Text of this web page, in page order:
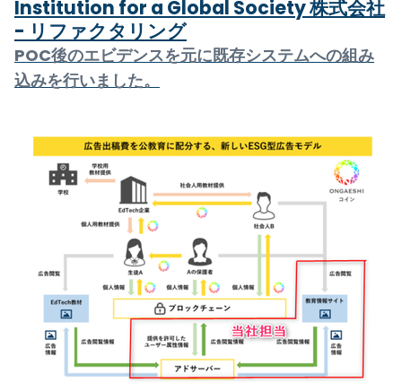
Institution for a Global Society 株式会社
- リファクタリング
POC後のエビデンスを元に既存システムへの組み
込みを行いました。